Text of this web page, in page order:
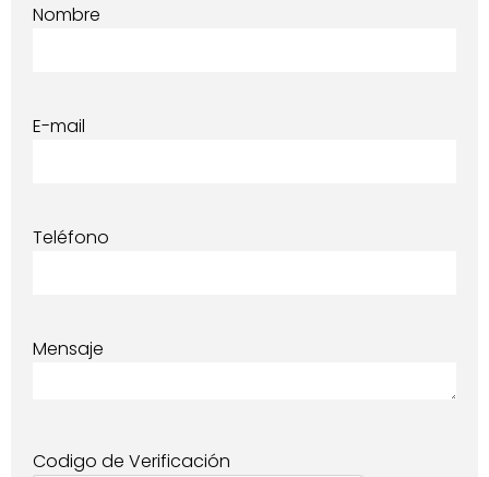
Nombre
E-mail
Teléfono
Mensaje
Codigo de Verificación